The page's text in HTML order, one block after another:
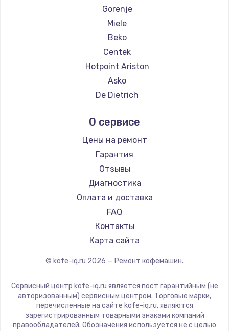
Ремонт кофемашин Ariston
Ремонт кофемашин Grundig
Ремонт кофемашин ROCKET MOZZAFIATO
Ремонт кофемашин Vivitek
Ремонт кофемашин Thomson
Ремонт кофемашин Hisense
Ремонт кофемашин DELTA
Ремонт кофемашин Kyvol
Ремонт кофемашин RED solution
Ремонт кофемашин Bravilor Bonamat
Ремонт кофемашин Vard
Ремонт кофемашин Tuvio
Ремонт кофемашин Carrera
Ремонт кофемашин Supra
Gorenje
Miele
Beko
Centek
Hotpoint Ariston
Asko
De Dietrich
Ascaso
Jura
Olympia
Saeco
La Cimbali
WMF
Yamaguchi
Nivona
Astoria
ROCKET MOZZAFIATO
Vivitek
Thomson
О сервисе
Цены на ремонт
Гарантия
Отзывы
Диагностика
Оплата и доставка
FAQ
Контакты
Карта сайта
© kofe-iq.ru 2026 — Ремонт кофемашин.
Сервисный центр kofe-iq.ru является пост гарантийным (не
авторизованным) сервисным центром. Торговые марки,
перечисленные на сайте kofe-iq.ru, являются
зарегистрированным товарными знаками компаний
правообладателей. Обозначения используется не с целью